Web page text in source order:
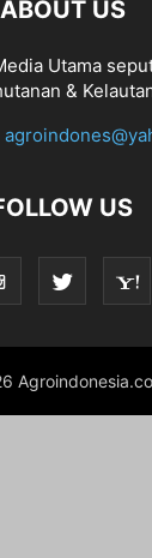
ABOUT US
Utama
&
US